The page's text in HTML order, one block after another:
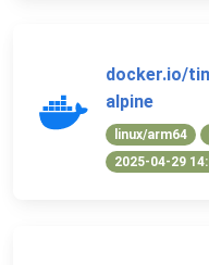
docker.io/
alpine
linux/arm64
2025-04-29